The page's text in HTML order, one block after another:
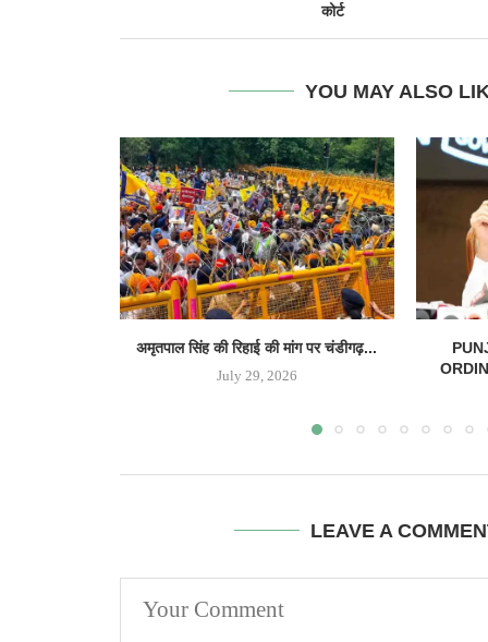
कोर्ट
YOU MAY ALSO
अमृतपाल सिंह की रिहाई की मांग पर चंडीगढ़...
July 29, 2026
LEAVE A